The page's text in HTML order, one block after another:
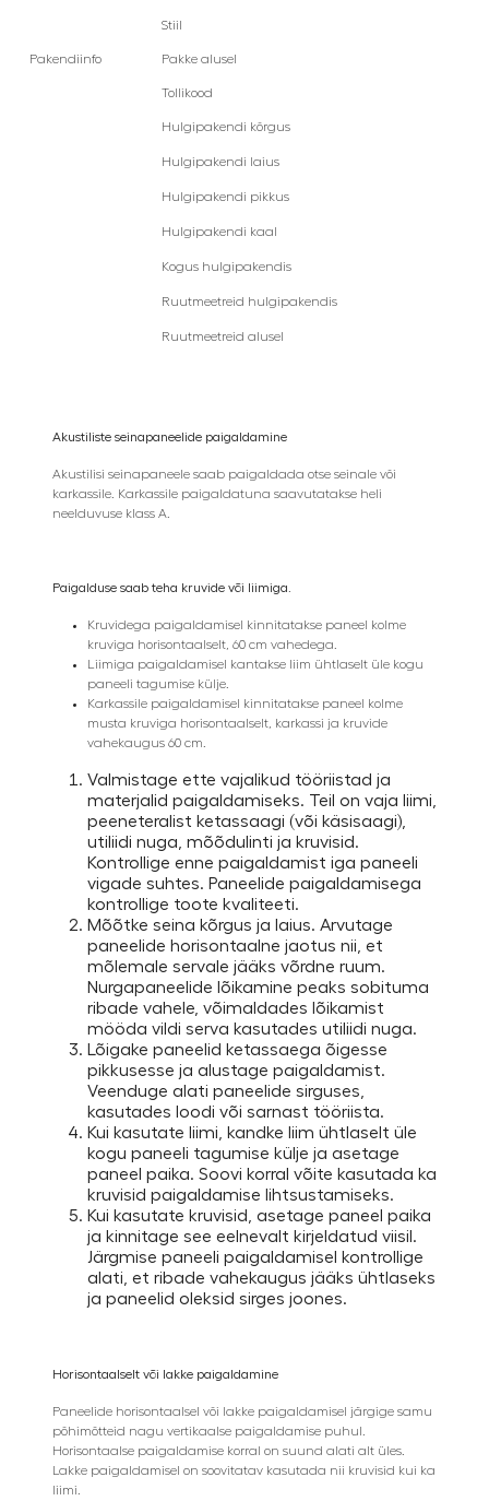
Stiil
Pakendiinfo Pakke alusel
Tollikood
Hulgipakendi kõrgus
Hulgipakendi laius
Hulgipakendi pikkus
Hulgipakendi kaal
Kogus hulgipakendis
Ruutmeetreid hulgipakendis
Ruutmeetreid alusel
Akustiliste seinapaneelide paigaldamine
Akustilisi seinapaneele saab paigaldada otse seinale või
karkassile. Karkassile paigaldatuna saavutatakse heli
neelduvuse klass A.
Paigalduse saab teha kruvide või liimiga.
Kruvidega paigaldamisel kinnitatakse paneel kolme
kruviga horisontaalselt, 60 cm vahedega.
Liimiga paigaldamisel kantakse liim ühtlaselt üle kogu
paneeli tagumise külje.
Karkassile paigaldamisel kinnitatakse paneel kolme
musta kruviga horisontaalselt, karkassi ja kruvide
vahekaugus 60 cm.
Valmistage ette vajalikud tööriistad ja
materjalid paigaldamiseks. Teil on vaja liimi,
peeneteralist ketassaagi (või käsisaagi),
utiliidi nuga, mõõdulinti ja kruvisid.
Kontrollige enne paigaldamist iga paneeli
vigade suhtes. Paneelide paigaldamisega
kontrollige toote kvaliteeti.
Mõõtke seina kõrgus ja laius. Arvutage
paneelide horisontaalne jaotus nii, et
mõlemale servale jääks võrdne ruum.
Nurgapaneelide lõikamine peaks sobituma
ribade vahele, võimaldades lõikamist
mööda vildi serva kasutades utiliidi nuga.
Lõigake paneelid ketassaega õigesse
pikkusesse ja alustage paigaldamist.
Veenduge alati paneelide sirguses,
kasutades loodi või sarnast tööriista.
Kui kasutate liimi, kandke liim ühtlaselt üle
kogu paneeli tagumise külje ja asetage
paneel paika. Soovi korral võite kasutada ka
kruvisid paigaldamise lihtsustamiseks.
Kui kasutate kruvisid, asetage paneel paika
ja kinnitage see eelnevalt kirjeldatud viisil.
Järgmise paneeli paigaldamisel kontrollige
alati, et ribade vahekaugus jääks ühtlaseks
ja paneelid oleksid sirges joones.
Horisontaalselt või lakke paigaldamine
Paneelide horisontaalsel või lakke paigaldamisel järgige samu
põhimõtteid nagu vertikaalse paigaldamise puhul.
Horisontaalse paigaldamise korral on suund alati alt üles.
Lakke paigaldamisel on soovitatav kasutada nii kruvisid kui ka
liimi.